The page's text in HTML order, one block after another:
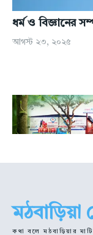
ধর্ম ও বিজ্ঞানের
আগস্ট ২৩, ২০২৫
মঠবাড়িয়া
কথা বলে মঠবাড়িয়ার